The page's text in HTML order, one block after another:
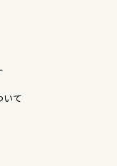
いて